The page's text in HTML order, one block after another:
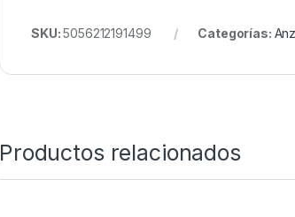
SKU:5056212191499 Categorías:
Productos relacionados